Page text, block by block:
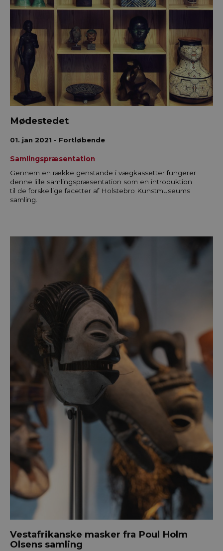
Mødestedet
01. jan 2021 - Fortløbende
Samlingspræsentation
Gennem en række genstande i vægkassetter fungerer
denne lille samlingspræsentation som en introduktion
til de forskellige facetter af Holstebro Kunstmuseums
samling.
Vestafrikanske masker fra Poul Holm
Olsens samling